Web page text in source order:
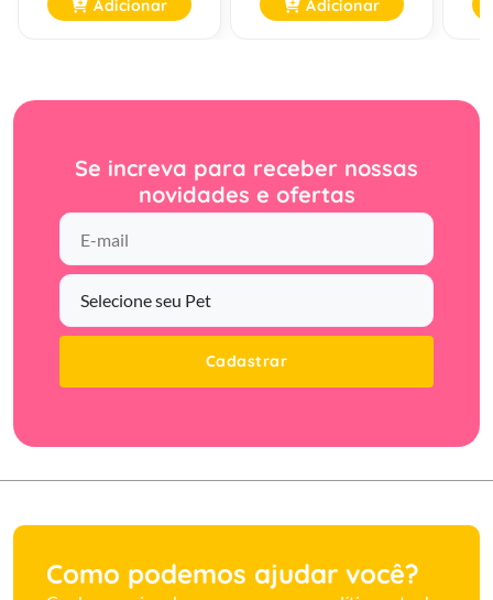
Adicionar Adicionar
Se increva para receber nossas
novidades e ofertas
Cadastrar
Como podemos ajudar você?